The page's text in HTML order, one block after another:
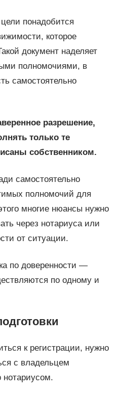
понадобится
которое
документ наделяет
полномочиями, в
самостоятельно
разрешение,
только те
собственником.
самостоятельно
полномочий для
многие нюансы нужно
через нотариуса или
от ситуации.
по доверенности —
по одному и
к регистрации, нужно
с владельцем